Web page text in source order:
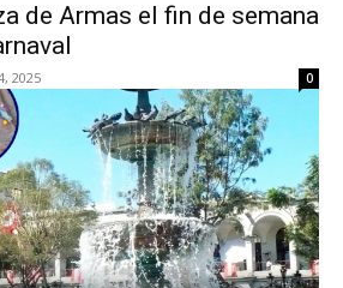
de Armas el fin de semana
2025 0